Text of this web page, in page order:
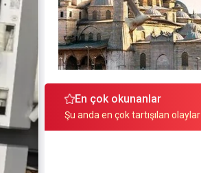
En çok okunanlar
Şu anda en çok tartışılan olaylar